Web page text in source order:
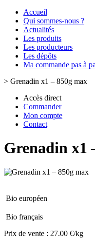
Accueil
Qui sommes-nous ?
Actualités
Les produits
Les producteurs
Les dépôts
Ma commande pas à
> Grenadin x1 – 850g max
Accès direct
Commander
Mon compte
Contact
Grenadin x1
Bio européen
Bio français
Prix de vente : 27.00 €/kg